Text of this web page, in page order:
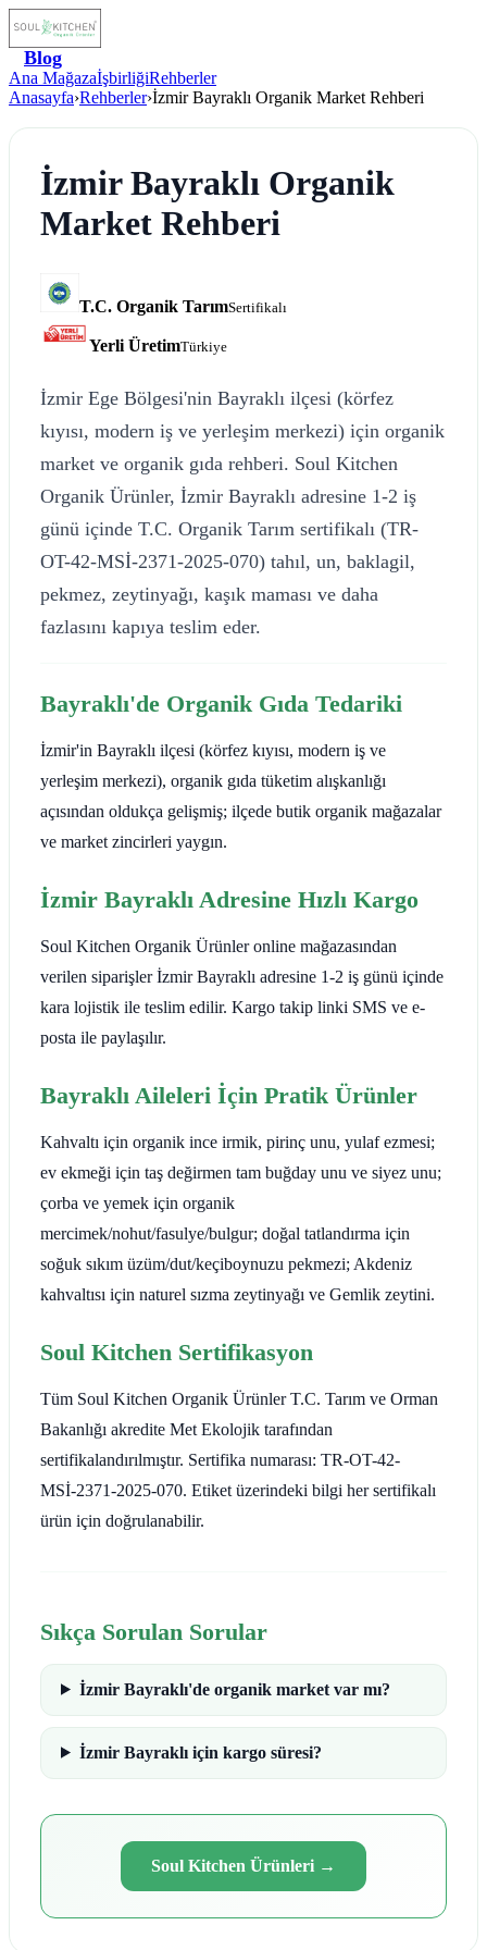
Blog
Ana MağazaİşbirliğiRehberler
Anasayfa›Rehberler›İzmir Bayraklı Organik Market Rehberi
İzmir Bayraklı Organik
Market Rehberi
T.C. Organik TarımSertifikalı
Yerli ÜretimTürkiye
İzmir Ege Bölgesi'nin Bayraklı ilçesi (körfez
kıyısı, modern iş ve yerleşim merkezi) için organik
market ve organik gıda rehberi. Soul Kitchen
Organik Ürünler, İzmir Bayraklı adresine 1-2 iş
günü içinde T.C. Organik Tarım sertifikalı (TR-
OT-42-MSİ-2371-2025-070) tahıl, un, baklagil,
pekmez, zeytinyağı, kaşık maması ve daha
fazlasını kapıya teslim eder.
Bayraklı'de Organik Gıda Tedariki
İzmir'in Bayraklı ilçesi (körfez kıyısı, modern iş ve
yerleşim merkezi), organik gıda tüketim alışkanlığı
açısından oldukça gelişmiş; ilçede butik organik mağazalar
ve market zincirleri yaygın.
İzmir Bayraklı Adresine Hızlı Kargo
Soul Kitchen Organik Ürünler online mağazasından
verilen siparişler İzmir Bayraklı adresine 1-2 iş günü içinde
kara lojistik ile teslim edilir. Kargo takip linki SMS ve e-
posta ile paylaşılır.
Bayraklı Aileleri İçin Pratik Ürünler
Kahvaltı için organik ince irmik, pirinç unu, yulaf ezmesi;
ev ekmeği için taş değirmen tam buğday unu ve siyez unu;
çorba ve yemek için organik
mercimek/nohut/fasulye/bulgur; doğal tatlandırma için
soğuk sıkım üzüm/dut/keçiboynuzu pekmezi; Akdeniz
kahvaltısı için naturel sızma zeytinyağı ve Gemlik zeytini.
Soul Kitchen Sertifikasyon
Tüm Soul Kitchen Organik Ürünler T.C. Tarım ve Orman
Bakanlığı akredite Met Ekolojik tarafından
sertifikalandırılmıştır. Sertifika numarası: TR-OT-42-
MSİ-2371-2025-070. Etiket üzerindeki bilgi her sertifikalı
ürün için doğrulanabilir.
Sıkça Sorulan Sorular
İzmir Bayraklı'de organik market var mı?
İzmir Bayraklı için kargo süresi?
Soul Kitchen Ürünleri →